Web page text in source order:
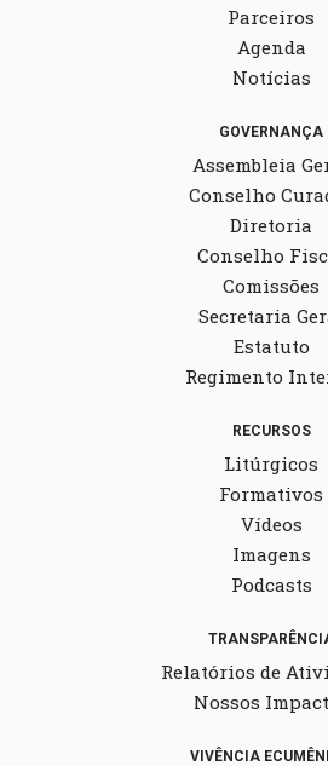
Parceiros
Agenda
Notícias
GOVERNANÇA
Assembleia
Conselho
Diretoria
Conselho
Comissões
Secretaria
Estatuto
Regimento
RECURSOS
Litúrgicos
Formativos
Vídeos
Imagens
Podcasts
Relatórios de
Nossos
VIVÊNCIA